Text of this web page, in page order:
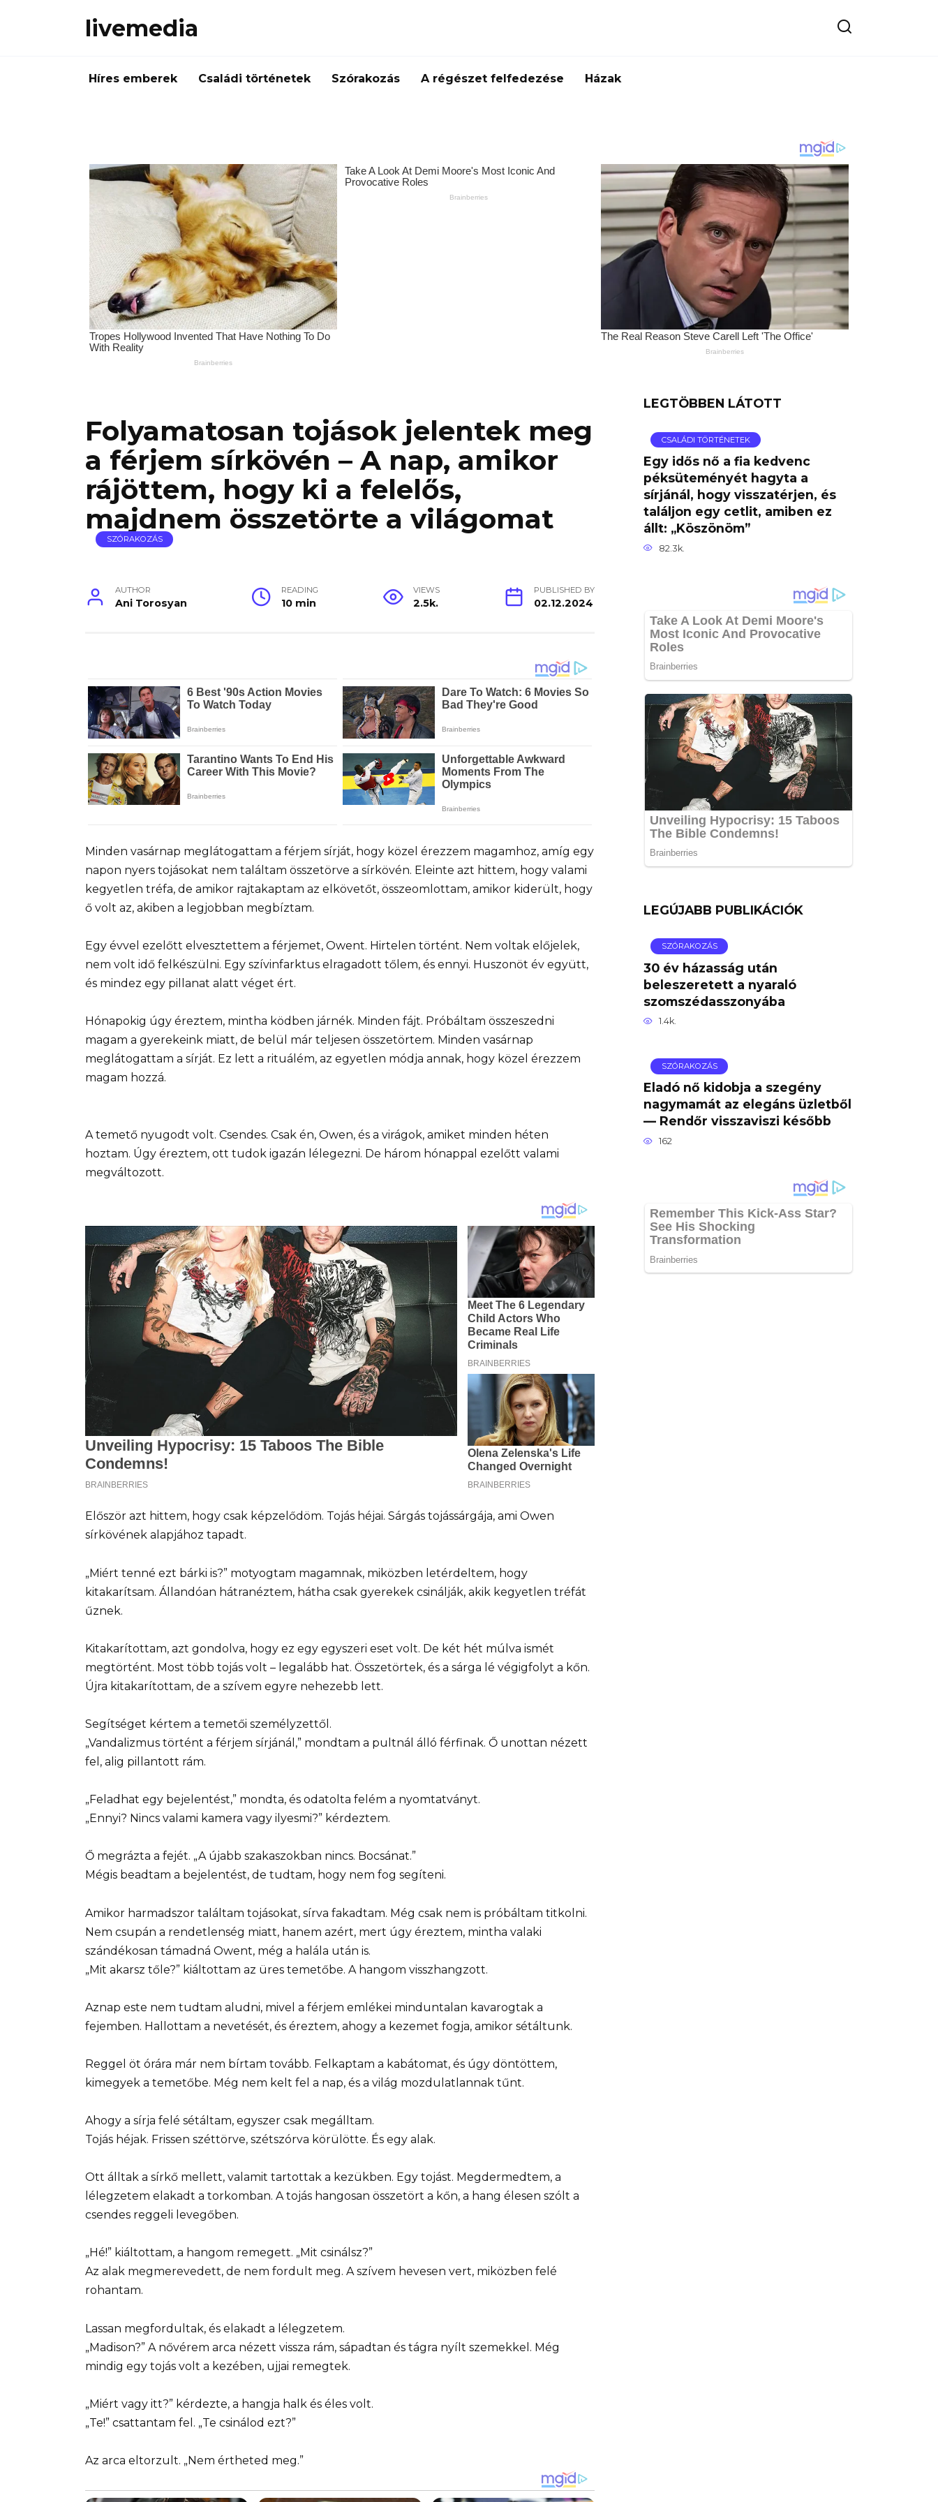
livemedia
Híres emberek Családi történetek Szórakozás A régészet felfedezése Házak
Folyamatosan tojások jelentek meg
a férjem sírkövén – A nap, amikor
rájöttem, hogy ki a felelős,
majdnem összetörte a világomat
SZÓRAKOZÁS
AUTHOR
Ani Torosyan
READING
10 min
VIEWS
2.5k.
PUBLISHED BY
02.12.2024
Minden vasárnap meglátogattam a férjem sírját, hogy közel érezzem magamhoz, amíg egy
napon nyers tojásokat nem találtam összetörve a sírkövén. Eleinte azt hittem, hogy valami
kegyetlen tréfa, de amikor rajtakaptam az elkövetőt, összeomlottam, amikor kiderült, hogy
ő volt az, akiben a legjobban megbíztam.
Egy évvel ezelőtt elvesztettem a férjemet, Owent. Hirtelen történt. Nem voltak előjelek,
nem volt idő felkészülni. Egy szívinfarktus elragadott tőlem, és ennyi. Huszonöt év együtt,
és mindez egy pillanat alatt véget ért.
Hónapokig úgy éreztem, mintha ködben járnék. Minden fájt. Próbáltam összeszedni
magam a gyerekeink miatt, de belül már teljesen összetörtem. Minden vasárnap
meglátogattam a sírját. Ez lett a rituálém, az egyetlen módja annak, hogy közel érezzem
magam hozzá.
A temető nyugodt volt. Csendes. Csak én, Owen, és a virágok, amiket minden héten
hoztam. Úgy éreztem, ott tudok igazán lélegezni. De három hónappal ezelőtt valami
megváltozott.
Először azt hittem, hogy csak képzelődöm. Tojás héjai. Sárgás tojássárgája, ami Owen
sírkövének alapjához tapadt.
„Miért tenné ezt bárki is?” motyogtam magamnak, miközben letérdeltem, hogy
kitakarítsam. Állandóan hátranéztem, hátha csak gyerekek csinálják, akik kegyetlen tréfát
űznek.
Kitakarítottam, azt gondolva, hogy ez egy egyszeri eset volt. De két hét múlva ismét
megtörtént. Most több tojás volt – legalább hat. Összetörtek, és a sárga lé végigfolyt a kőn.
Újra kitakarítottam, de a szívem egyre nehezebb lett.
Segítséget kértem a temetői személyzettől.
„Vandalizmus történt a férjem sírjánál,” mondtam a pultnál álló férfinak. Ő unottan nézett
fel, alig pillantott rám.
„Feladhat egy bejelentést,” mondta, és odatolta felém a nyomtatványt.
„Ennyi? Nincs valami kamera vagy ilyesmi?” kérdeztem.
Ő megrázta a fejét. „A újabb szakaszokban nincs. Bocsánat.”
Mégis beadtam a bejelentést, de tudtam, hogy nem fog segíteni.
Amikor harmadszor találtam tojásokat, sírva fakadtam. Még csak nem is próbáltam titkolni.
Nem csupán a rendetlenség miatt, hanem azért, mert úgy éreztem, mintha valaki
szándékosan támadná Owent, még a halála után is.
„Mit akarsz tőle?” kiáltottam az üres temetőbe. A hangom visszhangzott.
Aznap este nem tudtam aludni, mivel a férjem emlékei minduntalan kavarogtak a
fejemben. Hallottam a nevetését, és éreztem, ahogy a kezemet fogja, amikor sétáltunk.
Reggel öt órára már nem bírtam tovább. Felkaptam a kabátomat, és úgy döntöttem,
kimegyek a temetőbe. Még nem kelt fel a nap, és a világ mozdulatlannak tűnt.
Ahogy a sírja felé sétáltam, egyszer csak megálltam.
Tojás héjak. Frissen széttörve, szétszórva körülötte. És egy alak.
Ott álltak a sírkő mellett, valamit tartottak a kezükben. Egy tojást. Megdermedtem, a
lélegzetem elakadt a torkomban. A tojás hangosan összetört a kőn, a hang élesen szólt a
csendes reggeli levegőben.
„Hé!” kiáltottam, a hangom remegett. „Mit csinálsz?”
Az alak megmerevedett, de nem fordult meg. A szívem hevesen vert, miközben felé
rohantam.
Lassan megfordultak, és elakadt a lélegzetem.
„Madison?” A nővérem arca nézett vissza rám, sápadtan és tágra nyílt szemekkel. Még
mindig egy tojás volt a kezében, ujjai remegtek.
„Miért vagy itt?” kérdezte, a hangja halk és éles volt.
„Te!” csattantam fel. „Te csinálod ezt?”
Az arca eltorzult. „Nem értheted meg.”
LEGTÖBBEN LÁTOTT
CSALÁDI TÖRTÉNETEK
Egy idős nő a fia kedvenc
péksüteményét hagyta a
sírjánál, hogy visszatérjen, és
találjon egy cetlit, amiben ez
állt: „Köszönöm”
82.3k.
LEGÚJABB PUBLIKÁCIÓK
SZÓRAKOZÁS
30 év házasság után
beleszeretett a nyaraló
szomszédasszonyába
1.4k.
SZÓRAKOZÁS
Eladó nő kidobja a szegény
nagymamát az elegáns üzletből
— Rendőr visszaviszi később
162